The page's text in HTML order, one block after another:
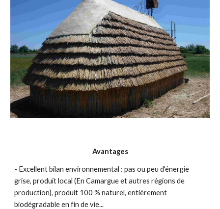
Avantages
- Excellent bilan environnemental : pas ou peu d'énergie
grise, produit local (En Camargue et autres régions de
production), produit 100 % naturel, entièrement
biodégradable en fin de vie...